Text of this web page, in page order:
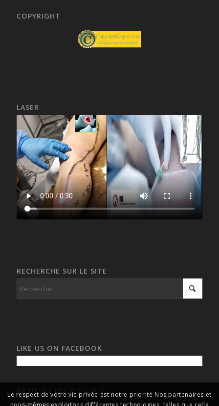
COPYRIGHT
LASER
RECHERCHE SUR LE SITE
LIKE US ON FACEBOOK
ARTICLES LES PLUS VUS
Accueil (113 124)
Le respect de votre vie privée est notre priorité Nos partenaires et